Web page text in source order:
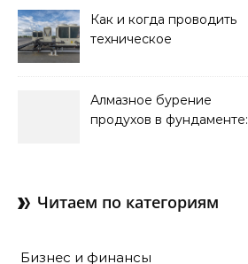
Как и когда проводить
техническое
Алмазное бурение
продухов в фундаменте:
Читаем по категориям
Бизнес и финансы